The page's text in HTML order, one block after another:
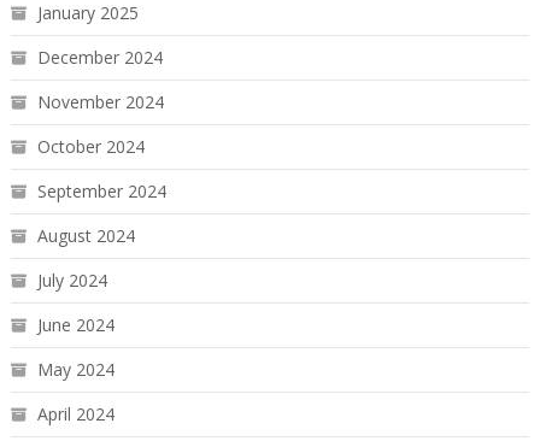
January 2025
December 2024
November 2024
October 2024
September 2024
August 2024
July 2024
June 2024
May 2024
April 2024